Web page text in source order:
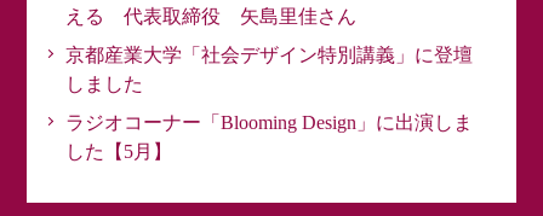
える 代表取締役 矢島里佳さん
京都産業大学「社会デザイン特別講義」に登壇
しました
ラジオコーナー「Blooming Design」に出演しま
した【5月】